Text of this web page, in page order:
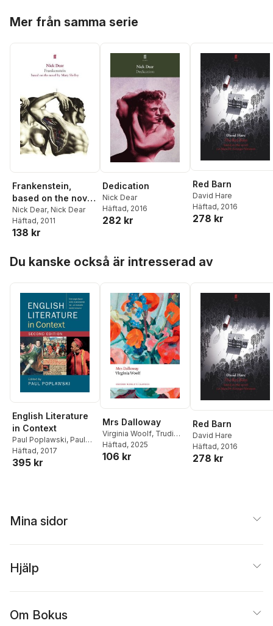
Mer från samma serie
Frankenstein,
based on the novel
by Mary Shelley
Nick Dear, Nick Dear
Häftad, 2011
138 kr
Dedication
Nick Dear
Häftad, 2016
282 kr
Red Barn
David Hare
Häftad, 2016
278 kr
Du kanske också är intresserad av
English Literature
in Context
Paul Poplawski, Paul
Poplawski
Häftad, 2017
395 kr
Mrs Dalloway
Virginia Woolf, Trudi
Tate
Häftad, 2025
106 kr
Red Barn
David Hare
Häftad, 2016
278 kr
Mina sidor
Hjälp
Om Bokus